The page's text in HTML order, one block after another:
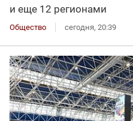
и еще 12 регионами
Общество сегодня, 20:39